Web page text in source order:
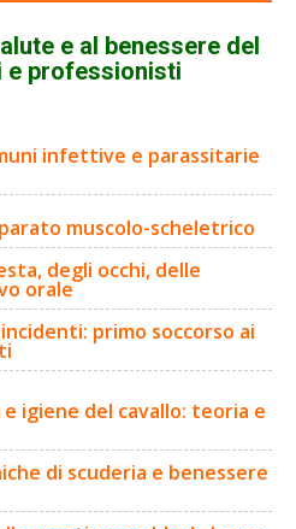
e al benessere del
e professionisti
infettive e parassitarie
muscolo-scheletrico
degli occhi, delle
orale
primo soccorso ai
igiene del cavallo: teoria e
di scuderia e benessere